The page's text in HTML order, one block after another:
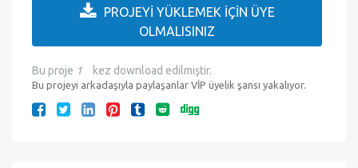
PROJEYİ YÜKLEMEK İÇİN ÜYE
OLMALISINIZ
Bu proje 1 kez download edilmiştir.
Bu projeyi arkadaşıyla paylaşanlar VİP üyelik şansı yakalıyor.